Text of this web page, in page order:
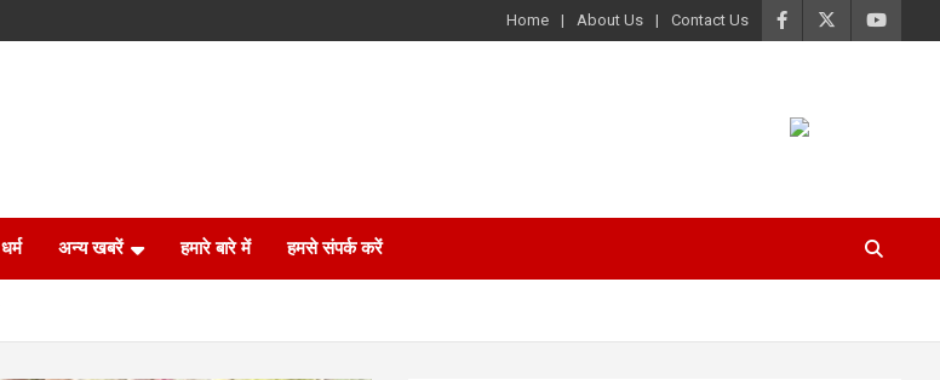
Home About Us Contact Us
धर्म अन्य खबरें हमारे बारे में हमसे संपर्क करें